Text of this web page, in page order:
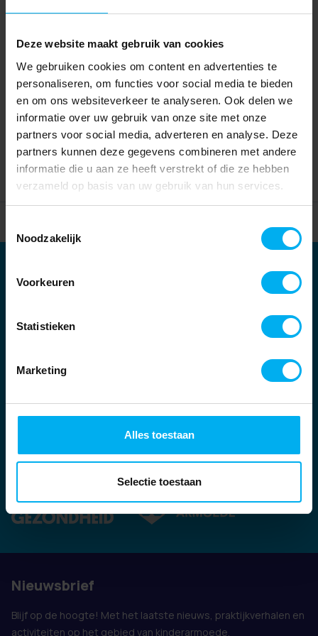
Deze website maakt gebruik van cookies
We gebruiken cookies om content en advertenties te
personaliseren, om functies voor social media te bieden
en om ons websiteverkeer te analyseren. Ook delen we
informatie over uw gebruik van onze site met onze
partners voor social media, adverteren en analyse. Deze
partners kunnen deze gegevens combineren met andere
informatie die u aan ze heeft verstrekt of die ze hebben
verzameld op basis van uw gebruik van hun services.
Noodzakelijk
Voorkeuren
Statistieken
Marketing
Alles toestaan
Selectie toestaan
Partners
Ook vertegenwoordigd door:
Nieuwsbrief
Blijf op de hoogte! Met het laatste nieuws, praktijkverhalen en
activiteiten op het gebied van kinderarmoede.